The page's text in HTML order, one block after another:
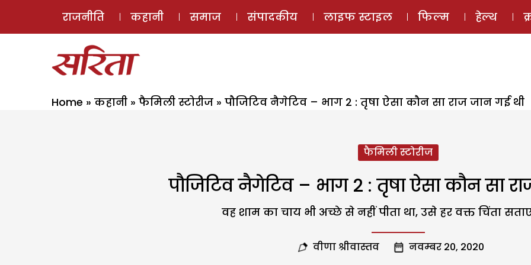
ई-मैगज़ीन
राजनीति कहानी समाज संपादकीय लाइफ स्टाइल फिल्म हेल्थ
Home » कहानी » फैमिली स्टोरीज » पौजिटिव नैगेटिव – भाग 2 : तृषा ऐसा कौन सा राज जान गई थी
फैमिली स्टोरीज
पौजिटिव नैगेटिव – भाग 2 : तृषा ऐसा कौन सा
वह शाम का चाय भी अच्छे से नहीं पीता था, उसे हर वक्त चिंता सताए
वीणा श्रीवास्तव नवम्बर 20, 2020